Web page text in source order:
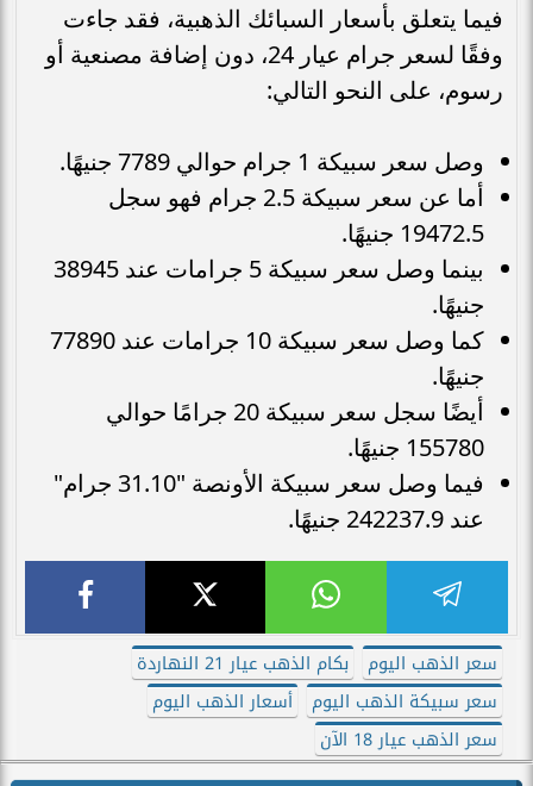
فيما يتعلق بأسعار السبائك الذهبية، فقد جاءت
وفقًا لسعر جرام عيار 24، دون إضافة مصنعية أو
رسوم، على النحو التالي:
وصل سعر سبيكة 1 جرام حوالي 7789 جنيهًا.
أما عن سعر سبيكة 2.5 جرام فهو سجل
19472.5 جنيهًا.
بينما وصل سعر سبيكة 5 جرامات عند 38945
جنيهًا.
كما وصل سعر سبيكة 10 جرامات عند 77890
جنيهًا.
أيضًا سجل سعر سبيكة 20 جرامًا حوالي
155780 جنيهًا.
فيما وصل سعر سبيكة الأونصة "31.10 جرام"
عند 242237.9 جنيهًا.
سعر الذهب اليوم
بكام الذهب عيار 21 النهاردة
سعر سبيكة الذهب اليوم
أسعار الذهب اليوم
سعر الذهب عيار 18 الآن